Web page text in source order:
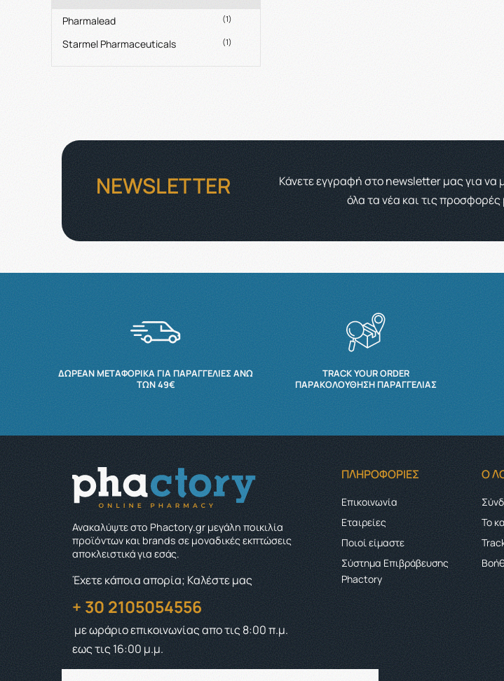
Pharmalead (1)
Starmel Pharmaceuticals (1)
NEWSLETTER
Κάνετε εγγραφή στο newsletter μας για να
όλα τα νέα και τις
ΔΩΡΕΆΝ ΜΕΤΑΦΟΡΙΚΆ ΓΙΑ ΠΑΡΑΓΓΕΛΊΕΣ ΆΝΩ
ΤΩΝ 49€
TRACK YOUR ORDER
ΠΑΡΑΚΟΛΟΎΘΗΣΗ ΠΑΡΑΓΓΕΛΊΑΣ
Ανακαλύψτε στο Phactory.gr μεγάλη ποικιλία
προϊόντων και brands σε μοναδικές εκπτώσεις
αποκλειστικά για εσάς.
Έχετε κάποια απορία; Καλέστε μας
+ 30 2105054556
με ωράριο επικοινωνίαςαπο τις 8:00 π.μ.
εως τις 16:00 μ.μ.
ΠΛΗΡΟΦΟΡΊΕΣ
Επικοινωνία
Εταιρείες
Ποιοί είμαστε
Σύστημα Επιβράβευσης
Phactory
Ο
Το